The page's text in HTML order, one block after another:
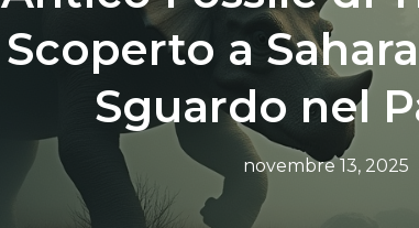
Scoperto a
Sguardo nel
novembre 13, 2025